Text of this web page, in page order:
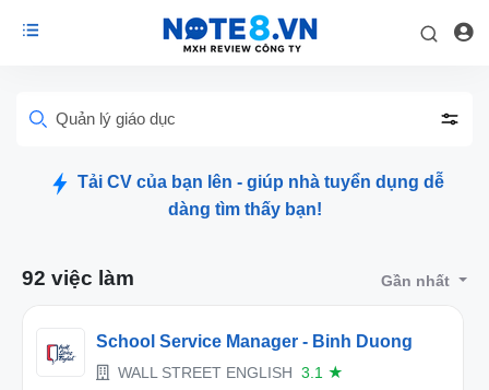
Quản lý giáo dục
Tải CV của bạn lên - giúp nhà tuyển dụng dễ
dàng tìm thấy bạn!
92 việc làm Gần nhất
School Service Manager - Binh Duong
WALL STREET ENGLISH 3.1 ★